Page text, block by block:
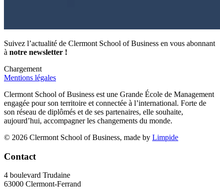
Suivez l’actualité de Clermont School of Business en vous abonnant
à notre newsletter !
Chargement
Mentions légales
Clermont School of Business est une Grande École de Management
engagée pour son territoire et connectée à l’international. Forte de
son réseau de diplômés et de ses partenaires, elle souhaite,
aujourd’hui, accompagner les changements du monde.
© 2026 Clermont School of Business, made by Limpide
Contact
4 boulevard Trudaine
63000 Clermont-Ferrand